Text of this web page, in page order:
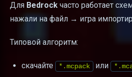
Для Bedrock часто работает
нажали на файл → игра
Типовой алгоритм:
скачайте *.mcpack или